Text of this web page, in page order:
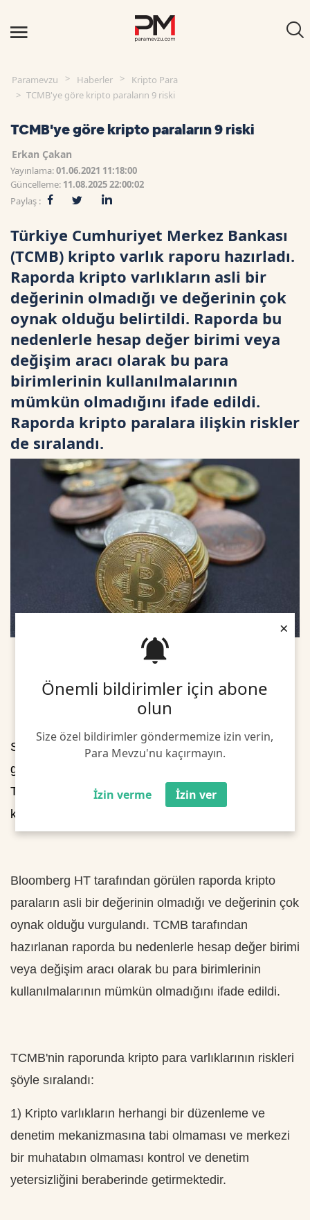
Önemli bildirimler için abone
olun
Size özel bildirimler göndermemize izin verin,
Para Mevzu'nu kaçırmayın.
İzin verme İzin ver
×
Paramevzu Haberler
Kripto Para
TCMB'ye göre kripto paraların 9 riski
TCMB'ye göre kripto paraların 9 riski
Erkan Çakan
Yayınlama:01.06.2021 11:18:00
Güncelleme: 11.08.2025 22:00:02
Paylaş :
Türkiye Cumhuriyet Merkez Bankası
(TCMB) kripto varlık raporu hazırladı.
Raporda kripto varlıkların asli bir
değerinin olmadığı ve değerinin çok
oynak olduğu belirtildi. Raporda bu
nedenlerle hesap değer birimi veya
değişim aracı olarak bu para
birimlerinin kullanılmalarının
mümkün olmadığını ifade edildi.
Raporda kripto paralara ilişkin riskler
de sıralandı.
Son dönemde Türkiye'de düzenleme tasarılarıyla
gündeme gelen kripto paralara yönelik olarak
Türkiye Cumhuriyet Merkez Bankası (
kapsamlı bir rapor hazırladı.
Bloomberg HT tarafından görülen raporda kripto
paraların asli bir değerinin olmadığı ve değerinin çok
oynak olduğu vurgulandı. TCMB tarafından
hazırlanan raporda bu nedenlerle hesap değer birimi
veya değişim aracı olarak bu para birimlerinin
kullanılmalarının mümkün olmadığını ifade edildi.
TCMB'nin raporunda kripto para varlıklarının riskleri
şöyle sıralandı:
1) Kripto varlıkların herhangi bir düzenleme ve
denetim mekanizmasına tabi olmaması ve merkezi
bir muhatabın olmaması kontrol ve denetim
yetersizliğini beraberinde getirmektedir.